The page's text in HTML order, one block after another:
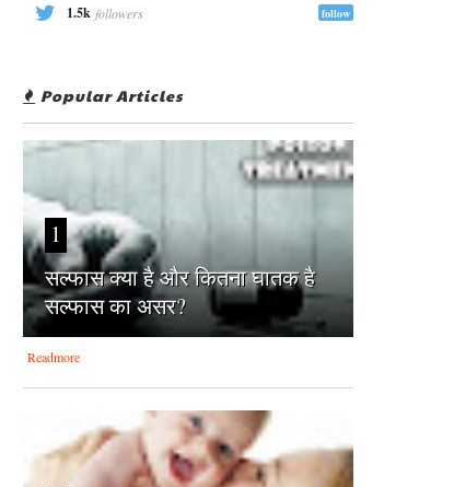
1.5k followers follow
Popular Articles
1
सल्फास क्या है और कितना घातक है
सल्फास का असर?
Readmore